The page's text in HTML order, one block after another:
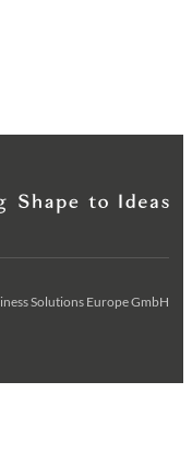
Solutions Europe GmbH